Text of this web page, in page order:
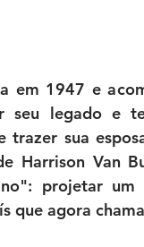
em 1947 e
seu legado e
trazer sua
Harrison Van
projetar
que agora